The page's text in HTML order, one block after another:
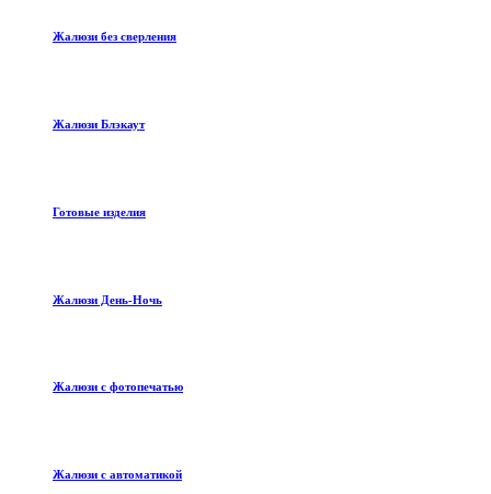
Жалюзи без сверления
Жалюзи Блэкаут
Готовые изделия
Жалюзи День-Ночь
Жалюзи с фотопечатью
Жалюзи с автоматикой